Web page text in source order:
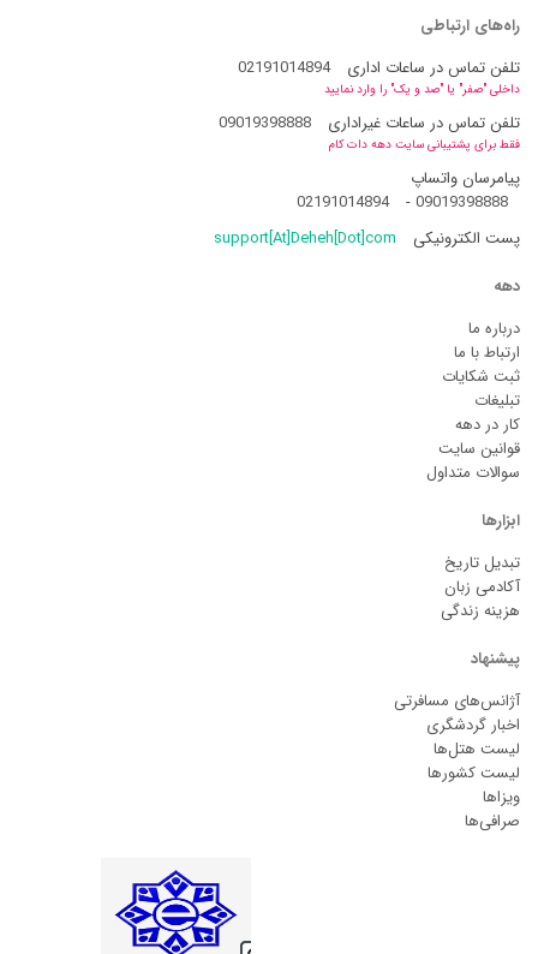
راه‌های ارتباطی
تلفن تماس در ساعات اداری
02191014894
داخلی "صفر" یا "صد و یک" را وارد نمایید
تلفن تماس در ساعات غیراداری 09019398888
فقط برای پشتیبانی سایت دهه دات کام
پیامرسان واتساپ
09019398888
-
02191014894
پست الکترونیکی
support[At]Deheh[Dot]com
دهه
درباره ما
ارتباط با ما
ثبت شکایات
تبلیغات
کار در دهه
قوانین سایت
سوالات متداول
ابزارها
تبدیل تاریخ
آکادمی زبان
هزینه زندگی
پیشنهاد
آژانس‌های مسافرتی
اخبار گردشگری
لیست هتل‌ها
لیست کشورها
ویزاها
صرافی‌ها